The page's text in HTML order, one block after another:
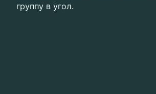
группу в угол.